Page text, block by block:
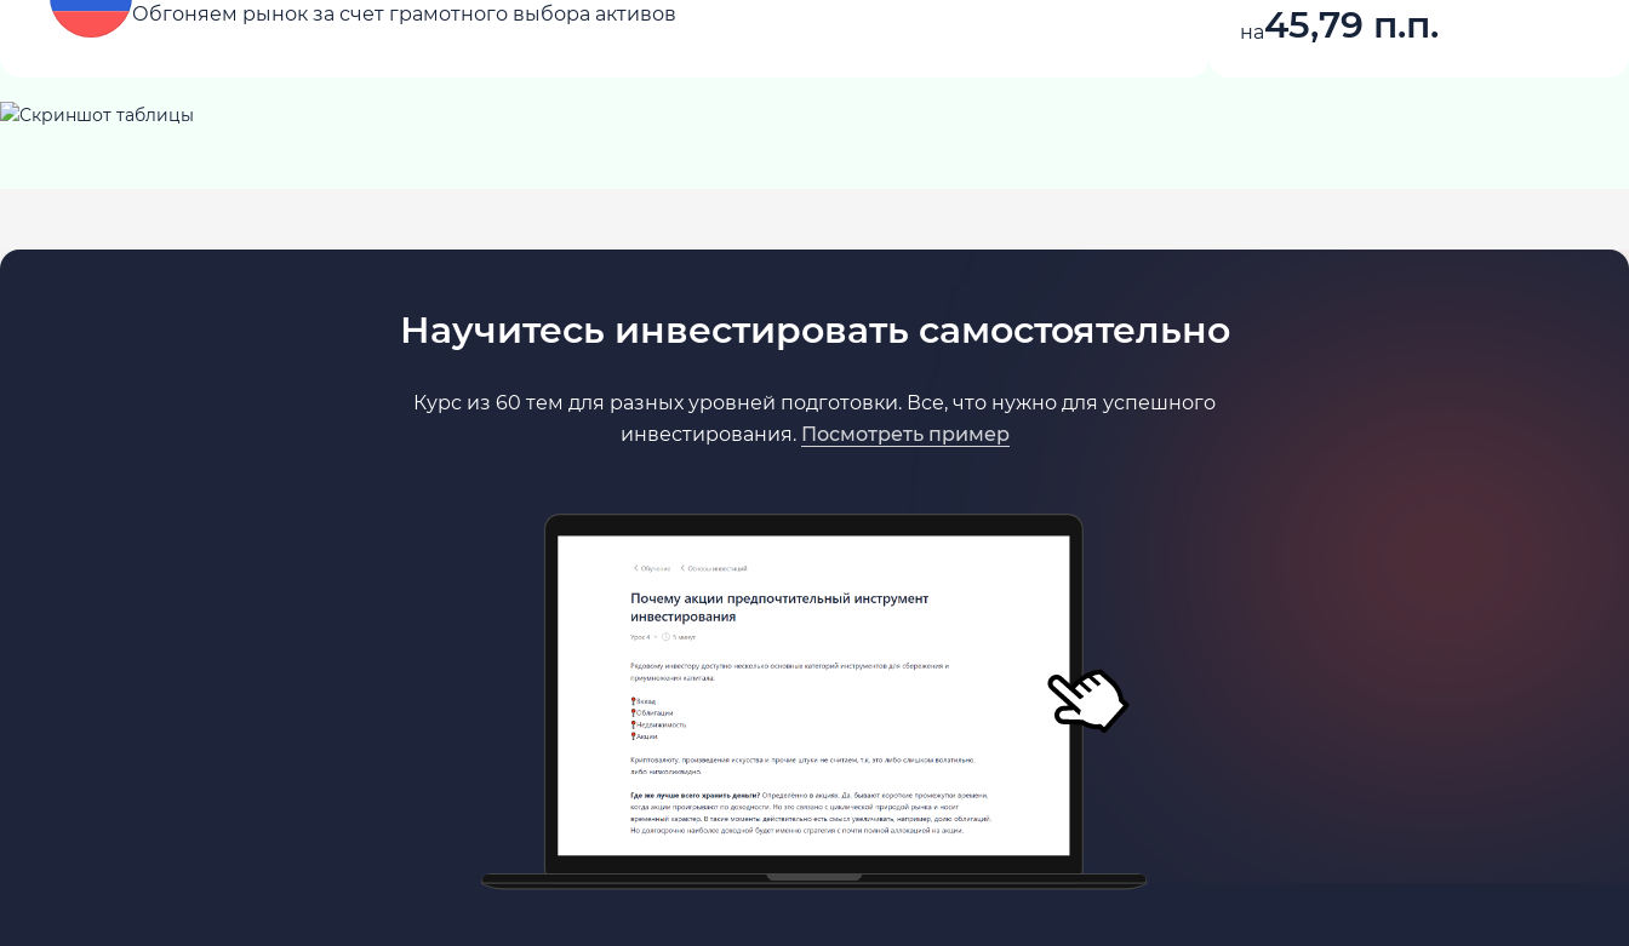
Обгоняем рынок за счет грамотного выбора активов
на45,79 п.п.
Научитесь инвестировать самостоятельно
Курс из 60 тем для разных уровней подготовки. Все, что нужно для успешного
инвестирования. Посмотреть пример